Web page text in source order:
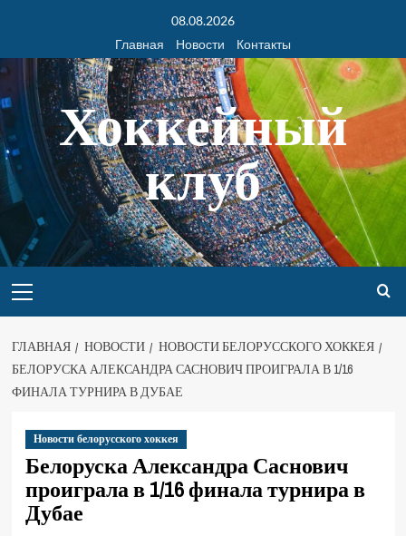
08.08.2026
Главная
Новости Контакты
Хоккейный
клуб
ГЛАВНАЯ НОВОСТИ
НОВОСТИ БЕЛОРУССКОГО ХОККЕЯ
БЕЛОРУСКА АЛЕКСАНДРА САСНОВИЧ ПРОИГРАЛА В 1/16
ФИНАЛА ТУРНИРА В ДУБАЕ
Новости белорусского хоккея
Белоруска Александра Саснович
проиграла в 1/16 финала турнира в
Дубае